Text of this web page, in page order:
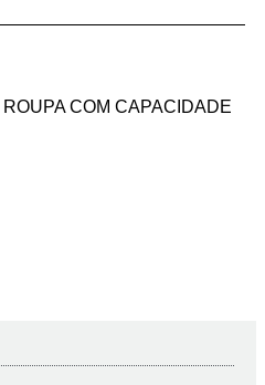
COM CAPACIDADE